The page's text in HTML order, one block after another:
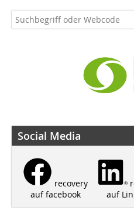
Social Media
recovery
auf facebook
auf